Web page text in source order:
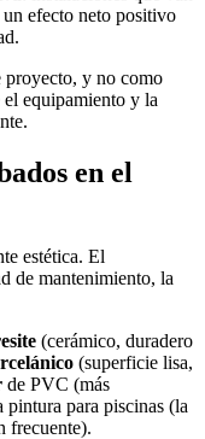
efecto neto positivo
proyecto, y no como
el equipamiento y la
en el
estética. El
de mantenimiento, la
(cerámico, duradero
(superficie lisa,
de PVC (más
para piscinas (la
frecuente).